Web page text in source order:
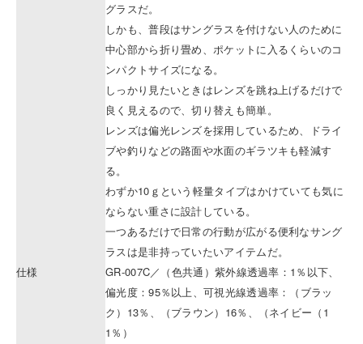
グラスだ。
しかも、普段はサングラスを付けない人のために
中心部から折り畳め、ポケットに入るくらいのコ
ンパクトサイズになる。
しっかり見たいときはレンズを跳ね上げるだけで
良く見えるので、切り替えも簡単。
レンズは偏光レンズを採用しているため、ドライ
ブや釣りなどの路面や水面のギラツキも軽減す
る。
わずか10ｇという軽量タイプはかけていても気に
ならない重さに設計している。
一つあるだけで日常の行動が広がる便利なサング
ラスは是非持っていたいアイテムだ。
仕様
GR-007C／（色共通）紫外線透過率：1％以下、
偏光度：95％以上、可視光線透過率：（ブラッ
ク）13％、（ブラウン）16％、（ネイビー（1
1％）